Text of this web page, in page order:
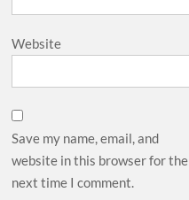
Website
Save my name, email, and
website in this browser for the
next time I comment.